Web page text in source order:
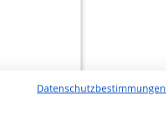
Datenschutzbestimmungen